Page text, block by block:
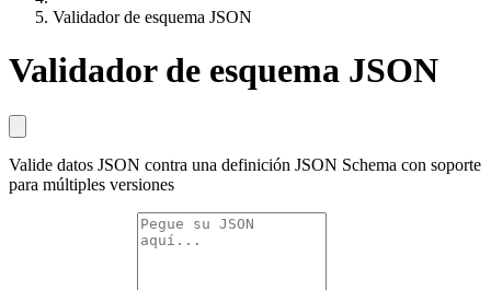
Validador de esquema JSON
Validador de esquema JSON
Valide datos JSON contra una definición JSON Schema con soporte
para múltiples versiones